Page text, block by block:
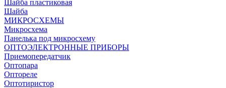
Шайба пластиковая
Шайба
МИКРОСХЕМЫ
Микросхема
Панелька под микросхему
ОПТОЭЛЕКТРОННЫЕ ПРИБОРЫ
Приемопередатчик
Оптопара
Оптореле
Оптотиристор